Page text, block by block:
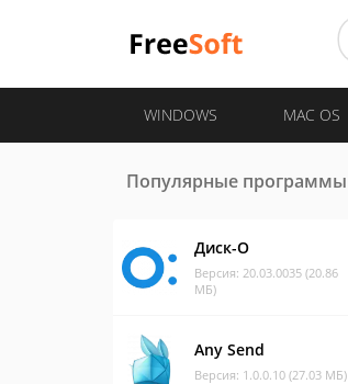
WINDOWS MAC OS
Популярные программы
Диск-О
Версия: 20.03.0035 (20.86
МБ)
Any Send
Версия: 1.0.0.10 (27.03 МБ)